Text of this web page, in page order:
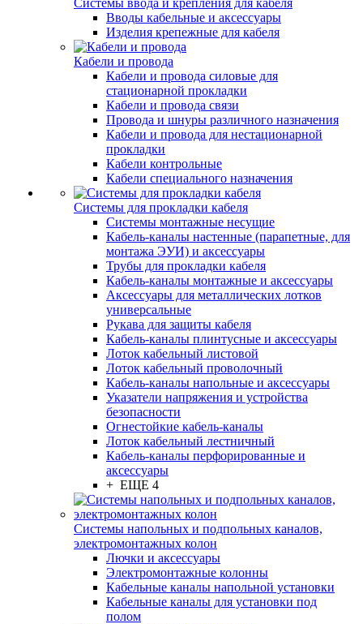
Системы ввода и крепления для кабеля
Вводы кабельные и аксессуары
Изделия крепежные для кабеля
Кабели и провода
Кабели и провода силовые для
стационарной прокладки
Кабели и провода связи
Провода и шнуры различного назначения
Кабели и провода для нестационарной
прокладки
Кабели контрольные
Кабели специального назначения
Системы для прокладки кабеля
Системы монтажные несущие
Кабель-каналы настенные (парапетные, для
монтажа ЭУИ) и аксессуары
Трубы для прокладки кабеля
Кабель-каналы монтажные и аксессуары
Аксессуары для металлических лотков
универсальные
Рукава для защиты кабеля
Кабель-каналы плинтусные и аксессуары
Лоток кабельный листовой
Лоток кабельный проволочный
Кабель-каналы напольные и аксессуары
Указатели напряжения и устройства
безопасности
Огнестойкие кабель-каналы
Лоток кабельный лестничный
Кабель-каналы перфорированные и
аксессуары
+ ЕЩЕ 4
Системы напольных и подпольных каналов,
электромонтажных колон
Лючки и аксессуары
Электромонтажные колонны
Кабельные каналы напольной установки
Кабельные каналы для установки под
полом